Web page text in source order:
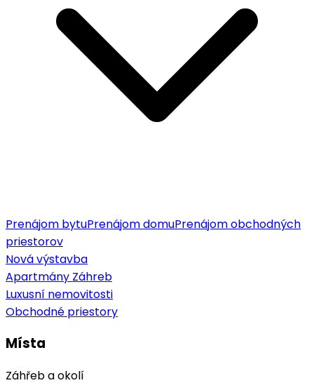
Prenájom bytuPrenájom domuPrenájom obchodných
priestorov
Nová výstavba
Apartmány Záhreb
Luxusní nemovitosti
Obchodné priestory
Místa
Záhřeb a okolí